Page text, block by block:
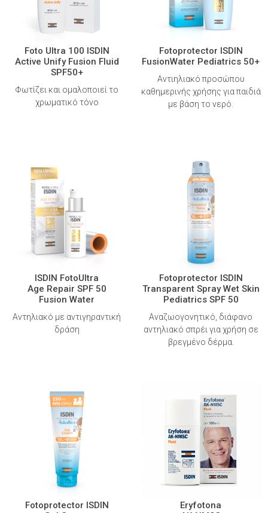
Foto Ultra 100 ISDIN
Active Unify Fusion Fluid
SPF50+
Φωτίζει και ομαλοποιεί το
χρωματικό τόνο
Fotoprotector ISDIN
FusionWater Pediatrics 50+
Aντιηλιακό προσώπου
καθημερινής χρήσης για παιδιά
με βάση το νερό.
ISDIN FotoUltra
Age Repair SPF 50
Fusion Water
Αντηλιακό με αντιγηραντική
δράση
Fotoprotector ISDIN
Transparent Spray Wet Skin
Pediatrics SPF 50
Αναζωογονητικό, διάφανο
αντηλιακό σπρέι για χρήση σε
βρεγμένο δέρμα.
Fotoprotector ISDIN
Eryfotona